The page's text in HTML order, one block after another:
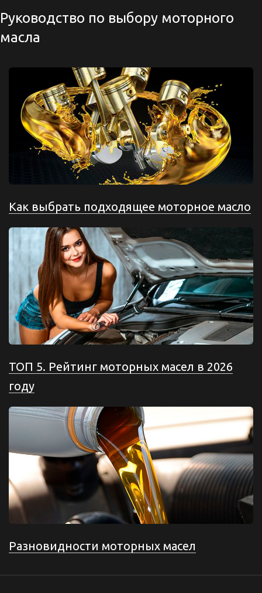
Руководство по выбору моторного
масла
Как выбрать подходящее моторное масло
ТОП 5. Рейтинг моторных масел в 2026
году
Разновидности моторных масел